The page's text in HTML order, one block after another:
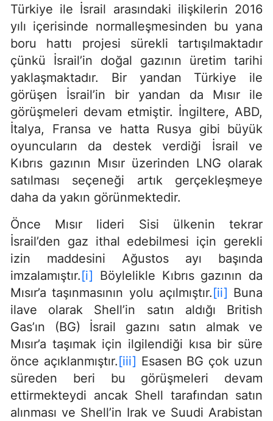
Türkiye ile İsrail arasındaki ilişkilerin 2016
yılı içerisinde normalleşmesinden bu yana
boru hattı projesi sürekli tartışılmaktadır
çünkü İsrail’in doğal gazının üretim tarihi
yaklaşmaktadır. Bir yandan Türkiye ile
görüşen İsrail’in bir yandan da Mısır ile
görüşmeleri devam etmiştir. İngiltere, ABD,
İtalya, Fransa ve hatta Rusya gibi büyük
oyuncuların da destek verdiği İsrail ve
Kıbrıs gazının Mısır üzerinden LNG olarak
satılması seçeneği artık gerçekleşmeye
daha da yakın görünmektedir.
Önce Mısır lideri Sisi ülkenin tekrar
İsrail’den gaz ithal edebilmesi için gerekli
izin maddesini Ağustos ayı başında
imzalamıştır.[i] Böylelikle Kıbrıs gazının da
Mısır’a taşınmasının yolu açılmıştır.[ii] Buna
ilave olarak Shell’in satın aldığı British
Gas’ın (BG) İsrail gazını satın almak ve
Mısır’a taşımak için ilgilendiği kısa bir süre
önce açıklanmıştır.[iii] Esasen BG çok uzun
süreden beri bu görüşmeleri devam
ettirmekteydi ancak Shell tarafından satın
alınması ve Shell’in Irak ve Suudi Arabistan